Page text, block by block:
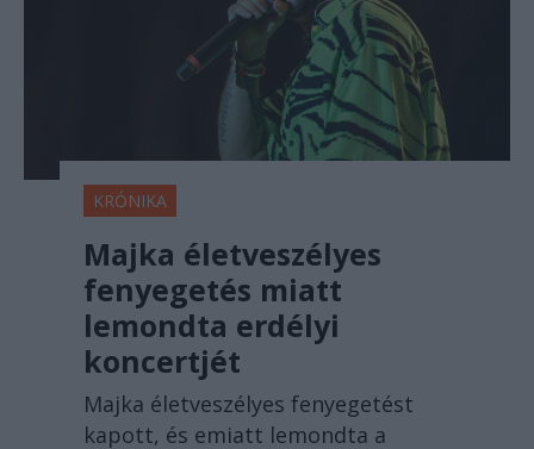
KRÓNIKA
Majka életveszélyes
fenyegetés miatt
lemondta erdélyi
koncertjét
Majka életveszélyes fenyegetést
kapott, és emiatt lemondta a